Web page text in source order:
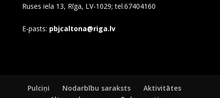
Ruses iela 13, Rīga, LV-1029; tel.67404160
E-pasts: pbjcaltona@riga.lv
Pulciņi Nodarbību saraksts
Aktivitātes